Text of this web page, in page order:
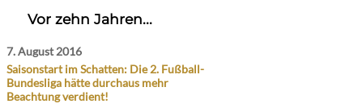
Vor zehn Jahren...
7. August 2016
Saisonstart im Schatten: Die 2. Fußball-
Bundesliga hätte durchaus mehr
Beachtung verdient!